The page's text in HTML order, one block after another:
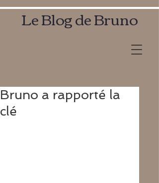
Le Blog de Bruno
Bruno a rapporté la
clé